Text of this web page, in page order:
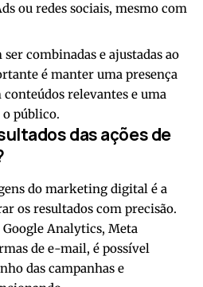
ou redes sociais, mesmo com
ser combinadas e ajustadas ao
é manter uma presença
relevantes e uma
público.
das ações de
do marketing digital é a
os resultados com precisão.
Analytics, Meta
de e-mail, é possível
das campanhas e